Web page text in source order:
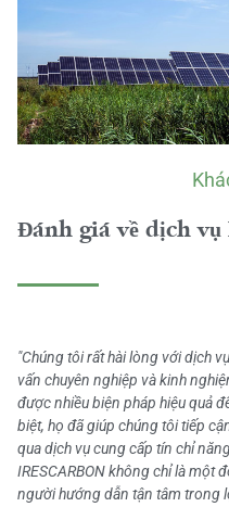
Đánh giá về dịch vụ
"Chúng tôi rất hài lòng với dịch
vấn chuyên nghiệp và kinh
được nhiều biện pháp hiệu quả
biệt, họ đã giúp chúng tôi tiếp
qua dịch vụ cung cấp tín chỉ
IRESCARBON không chỉ là một
người hướng dẫn tận tâm trong